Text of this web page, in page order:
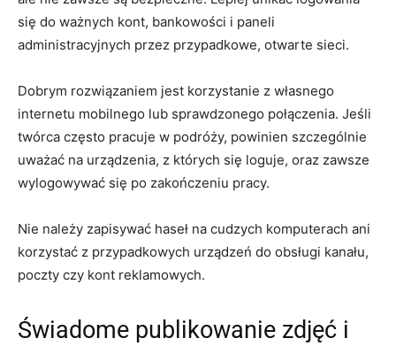
się do ważnych kont, bankowości i paneli
administracyjnych przez przypadkowe, otwarte sieci.
Dobrym rozwiązaniem jest korzystanie z własnego
internetu mobilnego lub sprawdzonego połączenia. Jeśli
twórca często pracuje w podróży, powinien szczególnie
uważać na urządzenia, z których się loguje, oraz zawsze
wylogowywać się po zakończeniu pracy.
Nie należy zapisywać haseł na cudzych komputerach ani
korzystać z przypadkowych urządzeń do obsługi kanału,
poczty czy kont reklamowych.
Świadome publikowanie zdjęć i